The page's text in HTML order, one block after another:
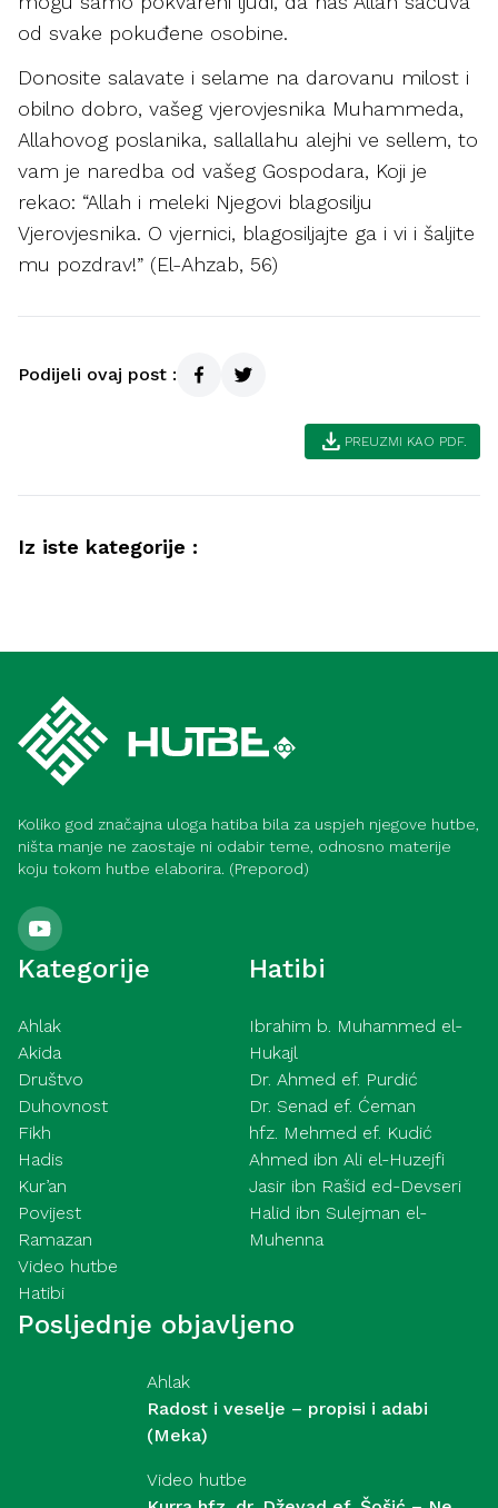
od svake pokuđene osobine.
Donosite salavate i selame na darovanu milost i
obilno dobro, vašeg vjerovjesnika Muhammeda,
Allahovog poslanika, sallallahu alejhi ve sellem, to
vam je naredba od vašeg Gospodara, Koji je
rekao: “Allah i meleki Njegovi blagosilju
Vjerovjesnika. O vjernici, blagosiljajte ga i vi i šaljite
mu pozdrav!” (El-Ahzab, 56)
Podijeli ovaj post :
download PREUZMI KAO PDF.
Iz iste kategorije :
Koliko god značajna uloga hatiba bila za uspjeh njegove hutbe,
ništa manje ne zaostaje ni odabir teme, odnosno materije
koju tokom hutbe elaborira. (Preporod)
Kategorije
Ahlak
Akida
Društvo
Duhovnost
Fikh
Hadis
Kur’an
Povijest
Ramazan
Video hutbe
Hatibi
Hatibi
Ibrahim b. Muhammed el-
Hukajl
Dr. Ahmed ef. Purdić
Dr. Senad ef. Ćeman
hfz. Mehmed ef. Kudić
Ahmed ibn Ali el-Huzejfi
Jasir ibn Rašid ed-Devseri
Halid ibn Sulejman el-
Muhenna
Posljednje objavljeno
Ahlak
Radost i veselje – propisi i adabi
(Meka)
Video hutbe